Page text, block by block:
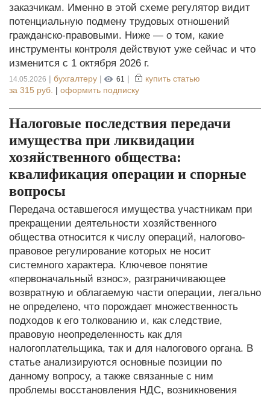
заказчикам. Именно в этой схеме регулятор видит
потенциальную подмену трудовых отношений
гражданско-правовыми. Ниже — о том, какие
инструменты контроля действуют уже сейчас и что
изменится с 1 октября 2026 г.
14.05.2026 | бухгалтеру | 61 |
купить статью
за 315 руб. | оформить подписку
Налоговые последствия передачи
имущества при ликвидации
хозяйственного общества:
квалификация операции и спорные
вопросы
Передача оставшегося имущества участникам при
прекращении деятельности хозяйственного
общества относится к числу операций, налогово-
правовое регулирование которых не носит
системного характера. Ключевое понятие
«первоначальный взнос», разграничивающее
возвратную и облагаемую части операции, легально
не определено, что порождает множественность
подходов к его толкованию и, как следствие,
правовую неопределенность как для
налогоплательщика, так и для налогового органа. В
статье анализируются основные позиции по
данному вопросу, а также связанные с ним
проблемы восстановления НДС, возникновения